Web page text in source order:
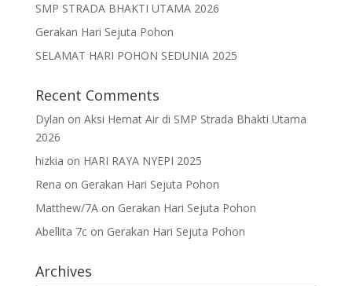
SMP STRADA BHAKTI UTAMA 2026
Gerakan Hari Sejuta Pohon
SELAMAT HARI POHON SEDUNIA 2025
Recent Comments
Dylan on Aksi Hemat Air di SMP Strada Bhakti Utama
2026
hizkia on HARI RAYA NYEPI 2025
Rena on Gerakan Hari Sejuta Pohon
Matthew/7Aon Gerakan Hari Sejuta Pohon
Abellita 7con Gerakan Hari Sejuta Pohon
Archives